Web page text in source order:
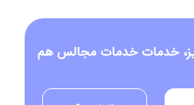
خدمات خدمات مجالس هم